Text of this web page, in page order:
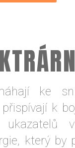
ke
k
který by